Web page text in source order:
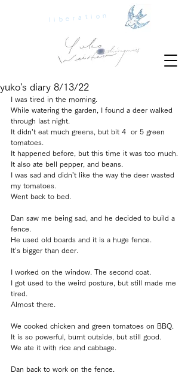
liberation
yuko's diary 8/13/22
I was tired in the morning.
While watering the garden, I found a deer walked
through last night.
It didn’t eat much greens, but bit 4  or 5 green
tomatoes.
It happened before, but this time it was too much.
It also ate bell pepper, and beans.
I was sad and didn’t like the way the deer wasted
my tomatoes.
Went back to bed.
Dan saw me being sad, and he decided to build a
fence.
He used old boards and it is a huge fence.
It’s bigger than deer.
I worked on the window. The second coat.
I got used to the weird posture, but still made me
tired.
Almost there.
We cooked chicken and green tomatoes on BBQ.
It is so powerful, burnt outside, but still good.
We ate it with rice and cabbage.
Dan back to work on the fence.